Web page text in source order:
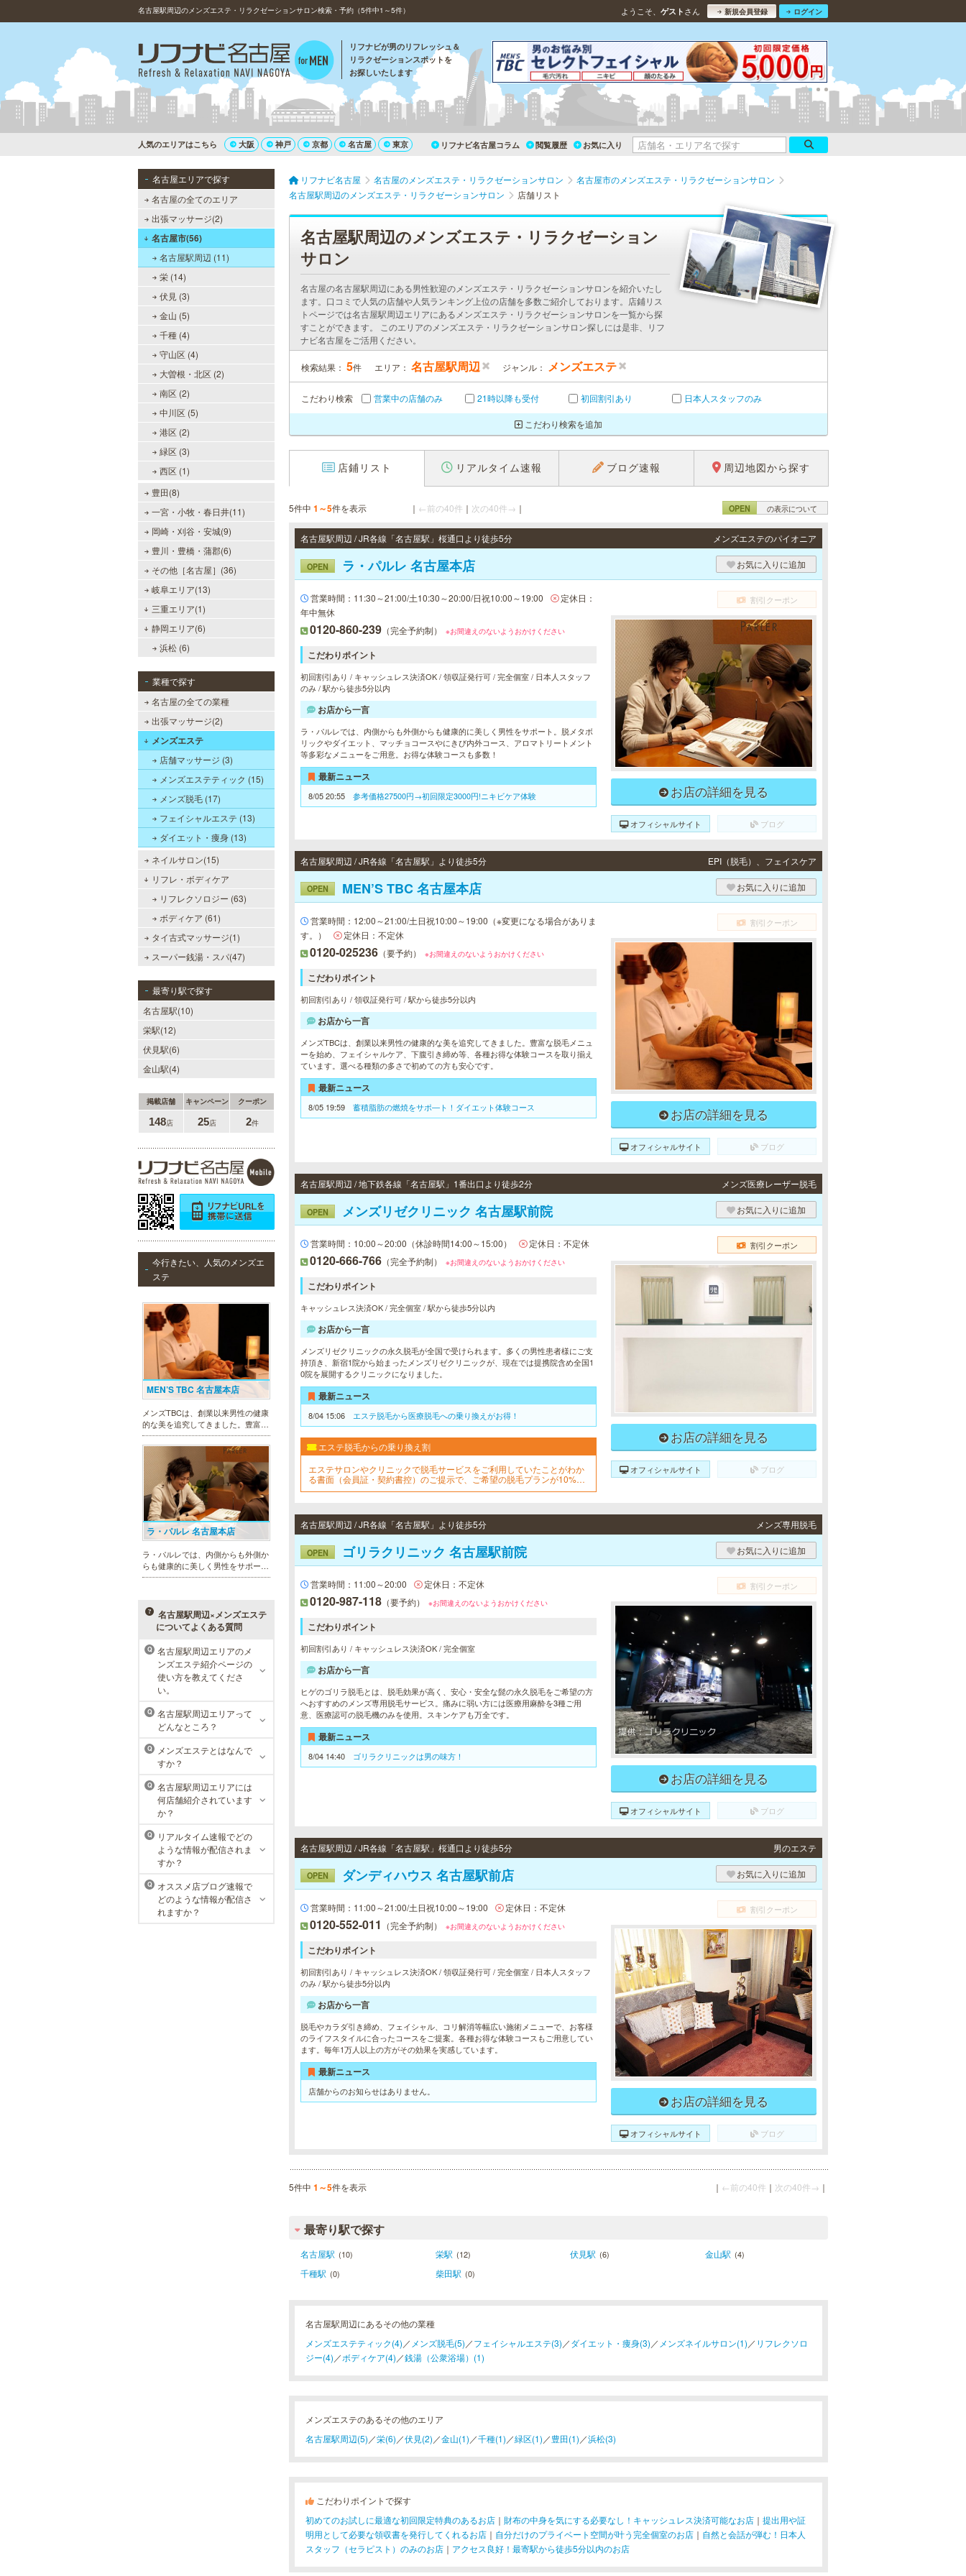
名古屋駅周辺のメンズエステ・リラクゼーションサロン検索・予約（5件中1～5件） ようこそ、 ゲスト さん 新規会員登録 ログイン
リフナビが男のリフレッシュ＆
リラクゼーションスポットを
お探しいたします
人気のエリアはこちら 大阪 神戸 京都 名古屋 東京 リフナビ名古屋コラム 閲覧履歴 お気に入り
名古屋エリアで探す
名古屋の全てのエリア
出張マッサージ(2)
名古屋市(56)
名古屋駅周辺 (11)
栄 (14)
伏見 (3)
金山 (5)
千種 (4)
守山区 (4)
大曽根・北区 (2)
南区 (2)
中川区 (5)
港区 (2)
緑区 (3)
西区 (1)
豊田(8)
一宮・小牧・春日井(11)
岡崎・刈谷・安城(9)
豊川・豊橋・蒲郡(6)
その他［名古屋］(36)
岐阜エリア(13)
三重エリア(1)
静岡エリア(6)
浜松 (6)
業種で探す
名古屋の全ての業種
出張マッサージ(2)
メンズエステ
店舗マッサージ (3)
メンズエステティック (15)
メンズ脱毛 (17)
フェイシャルエステ (13)
ダイエット・痩身 (13)
ネイルサロン(15)
リフレ・ボディケア
リフレクソロジー (63)
ボディケア (61)
タイ古式マッサージ(1)
スーパー銭湯・スパ(47)
最寄り駅で探す
名古屋駅(10)
栄駅(12)
伏見駅(6)
金山駅(4)
掲載店舗 キャンペーン クーポン
148店 25店 2件
今行きたい、人気のメンズエ
ステ
MEN’S TBC 名古屋本店
メンズTBCは、創業以来男性の健康
的な美を追究してきました。豊富な
脱毛メニューを始め、フェイシャル
ケア、下腹引き締め等、各種お得な
体験コースを取り揃えています。選
べる種類の多さで初めての方も安心
です。
ラ・パルレ 名古屋本店
ラ・パルレでは、内側からも外側か
らも健康的に美しく男性をサポー
ト。脱メタボリックやダイエット、
メニューをご用意。お得な体験コー
スも多数！
メンズリゼクリニック 名古屋
栄院
東京メンズリゼクリニックの永久脱
毛が全国で受けられます。多くの男
性患者様にご支持頂き、新宿1院か
ら始まったメンズリゼクリニック
が、現在では提携院含め全国10院を
展開するクリニックになりました。
名古屋駅周辺×メンズエステ
についてよくある質問
Q
名古屋駅周辺エリアのメ
ンズエステ紹介ページの
使い方を教えてくださ
い。
Q
名古屋駅周辺エリアって
どんなところ？
Q
メンズエステとはなんで
すか？
Q
名古屋駅周辺エリアには
何店舗紹介されています
か？
Q
リアルタイム速報でどの
ような情報が配信されま
すか？
Q
オススメ店ブログ速報で
どのような情報が配信さ
れますか？
リフナビ名古屋 名古屋のメンズエステ・リラクゼーションサロン
名古屋市のメンズエステ・リラクゼーションサロン
名古屋駅周辺のメンズエステ・リラクゼーションサロン
店舗リスト
名古屋駅周辺のメンズエステ・リラクゼーション
サロン
名古屋の名古屋駅周辺にある男性歓迎のメンズエステ・リラクゼーションサロンを紹介いたし
ます。口コミで人気の店舗や人気ランキング上位の店舗を多数ご紹介しております。店鋪リス
トページでは名古屋駅周辺エリアにあるメンズエステ・リラクゼーションサロンを一覧から探
すことができます。 このエリアのメンズエステ・リラクゼーションサロン探しには是非、リフ
ナビ名古屋をご活用ください。
検索結果： 5件 エリア： 名古屋駅周辺 ジャンル： メンズエステ
こだわり検索 営業中の店舗のみ 21時以降も受付 初回割引あり 日本人スタッフのみ
こだわり検索を追加
店鋪リスト リアルタイム速報 ブログ速報 周辺地図から探す
5件中 1～5件を表示 ｜ ←前の40件 ｜ 次の40件→ ｜ OPEN の表示について
名古屋駅周辺 / JR各線「名古屋駅」桜通口より徒歩5分 メンズエステのパイオニア
OPEN ラ・パルレ 名古屋本店 お気に入りに追加
営業時間：11:30～21:00/土10:30～20:00/日祝10:00～19:00
定休日：
年中無休
0120-860-239 （完全予約制） ※お間違えのないようおかけください
こだわりポイント
初回割引あり / キャッシュレス決済OK / 領収証発行可 / 完全個室 / 日本人スタッフ
のみ / 駅から徒歩5分以内
お店から一言
ラ・パルレでは、内側からも外側からも健康的に美しく男性をサポート。脱メタボ
リックやダイエット、マッチョコースやにきび内外コース、アロマトリートメント
等多彩なメニューをご用意。お得な体験コースも多数！
最新ニュース
8/05 20:55 参考価格27500円→初回限定3000円!ニキビケア体験
割引クーポン
お店の詳細を見る
オフィシャルサイト ブログ
名古屋駅周辺 / JR各線「名古屋駅」より徒歩5分 EPI（脱毛）、フェイスケア
OPEN MEN’S TBC 名古屋本店 お気に入りに追加
営業時間：12:00～21:00/土日祝10:00～19:00（※変更になる場合がありま
す。）
定休日：不定休
0120-025236 （要予約） ※お間違えのないようおかけください
こだわりポイント
初回割引あり / 領収証発行可 / 駅から徒歩5分以内
お店から一言
メンズTBCは、創業以来男性の健康的な美を追究してきました。豊富な脱毛メニュ
ーを始め、フェイシャルケア、下腹引き締め等、各種お得な体験コースを取り揃え
ています。選べる種類の多さで初めての方も安心です。
最新ニュース
8/05 19:59 蓄積脂肪の燃焼をサポ―ト！ダイエット体験コース
割引クーポン
お店の詳細を見る
オフィシャルサイト ブログ
名古屋駅周辺 / 地下鉄各線「名古屋駅」1番出口より徒歩2分 メンズ医療レーザー脱毛
OPEN メンズリゼクリニック 名古屋駅前院 お気に入りに追加
営業時間：10:00～20:00（休診時間14:00～15:00） 定休日：不定休
0120-666-766 （完全予約制） ※お間違えのないようおかけください
こだわりポイント
キャッシュレス決済OK / 完全個室 / 駅から徒歩5分以内
お店から一言
メンズリゼクリニックの永久脱毛が全国で受けられます。多くの男性患者様にご支
持頂き、新宿1院から始まったメンズリゼクリニックが、現在では提携院含め全国1
0院を展開するクリニックになりました。
最新ニュース
8/04 15:06 エステ脱毛から医療脱毛への乗り換えがお得！
エステ脱毛からの乗り換え割
エステサロンやクリニックで脱毛サービスをご利用していたことがわか
る書面（会員証・契約書控）のご提示で、ご希望の脱毛プランが10%OF
Fでご契約可能！※1回、コース終了後1回は割引適用外※他割引と併用不
割引クーポン
お店の詳細を見る
オフィシャルサイト ブログ
名古屋駅周辺 / JR各線「名古屋駅」より徒歩5分 メンズ専用脱毛
OPEN ゴリラクリニック 名古屋駅前院 お気に入りに追加
営業時間：11:00～20:00 定休日：不定休
0120-987-118 （要予約） ※お間違えのないようおかけください
こだわりポイント
初回割引あり / キャッシュレス決済OK / 完全個室
お店から一言
ヒゲのゴリラ脱毛とは、脱毛効果が高く、安心・安全な髭の永久脱毛をご希望の方
へおすすめのメンズ専用脱毛サービス。痛みに弱い方には医療用麻酔を3種ご用
意、医療認可の脱毛機のみを使用。スキンケアも万全です。
最新ニュース
8/04 14:40 ゴリラクリニックは男の味方！
割引クーポン
お店の詳細を見る
オフィシャルサイト ブログ
名古屋駅周辺 / JR各線「名古屋駅」桜通口より徒歩5分 男のエステ
OPEN ダンディハウス 名古屋駅前店 お気に入りに追加
営業時間：11:00～21:00/土日祝10:00～19:00 定休日：不定休
0120-552-011 （完全予約制） ※お間違えのないようおかけください
こだわりポイント
初回割引あり / キャッシュレス決済OK / 領収証発行可 / 完全個室 / 日本人スタッフ
のみ / 駅から徒歩5分以内
お店から一言
脱毛やカラダ引き締め、フェイシャル、コリ解消等幅広い施術メニューで、お客様
のライフスタイルに合ったコースをご提案。各種お得な体験コースもご用意してい
ます。毎年1万人以上の方がその効果を実感しています。
最新ニュース
店舗からのお知らせはありません。
割引クーポン
お店の詳細を見る
オフィシャルサイト ブログ
5件中 1～5件を表示 ｜ ←前の40件 ｜ 次の40件→ ｜
最寄り駅で探す
名古屋駅 (10) 栄駅 (12) 伏見駅 (6) 金山駅 (4)
千種駅 (0) 柴田駅 (0)
名古屋駅周辺にあるその他の業種
メンズエステティック(4) ／ メンズ脱毛(5) ／フェイシャルエステ(3) ／ダイエット・痩身(3) ／ メンズネイルサロン(1) ／ リフレクソロ
ジー(4) ／ボディケア(4) ／銭湯（公衆浴場）(1)
メンズエステのあるその他のエリア
名古屋駅周辺(5) ／栄(6) ／伏見(2) ／金山(1) ／千種(1) ／緑区(1) ／豊田(1) ／浜松(3)
こだわりポイントで探す
初めてのお試しに最適な初回限定特典のあるお店 ｜ 財布の中身を気にする必要なし！キャッシュレス決済可能なお店 ｜ 提出用や証
明用として必要な領収書を発行してくれるお店 ｜ 自分だけのプライベート空間が叶う完全個室のお店 ｜ 自然と会話が弾む！日本人
スタッフ（セラピスト）のみのお店 ｜ アクセス良好！最寄駅から徒歩5分以内のお店